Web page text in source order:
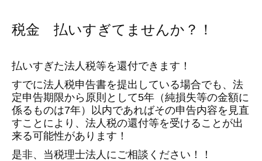
税金 払いすぎてませんか？！
払いすぎた法人税等を還付できます！
すでに法人税申告書を提出している場合でも、法
定申告期限から原則として5年（純損失等の金額に
係るものは7年）以内であればその申告内容を見直
すことにより、法人税の還付等を受けることが出
来る可能性があります！
是非、当税理士法人にご相談ください！！